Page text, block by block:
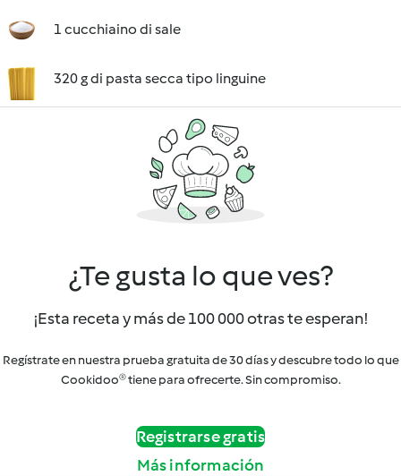
1 cucchiaino di sale
320 g di pasta secca tipo linguine
¿Te gusta lo que ves?
¡Esta receta y más de 100 000 otras te esperan!
Regístrate en nuestra prueba gratuita de 30 días y descubre todo lo que
Cookidoo® tiene para ofrecerte. Sin compromiso.
Registrarse gratis
Más información